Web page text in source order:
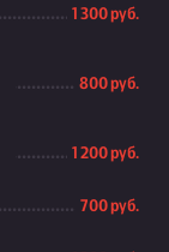
1 300 руб.
800 руб.
1 200 руб.
700 руб.